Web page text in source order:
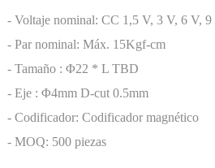
- Voltaje nominal: CC 1,5 V, 3 V, 6 V,
- Par nominal: Máx. 15Kgf-cm
- Tamaño : Φ22 * L TBD
- Eje : Φ4mm D-cut 0.5mm
- Codificador: Codificador magnético
- MOQ: 500 piezas